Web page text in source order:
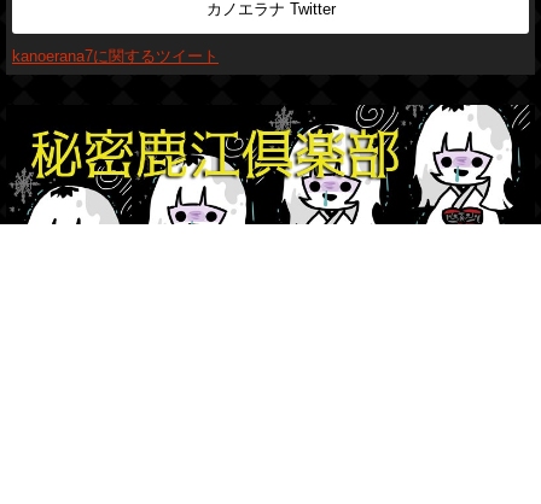
カノエラナ Twitter
kanoerana7に関するツイート